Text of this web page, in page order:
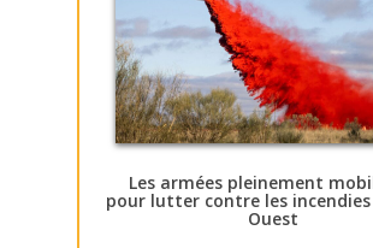
Les armées pleinement
pour lutter contre les incendies
Ouest